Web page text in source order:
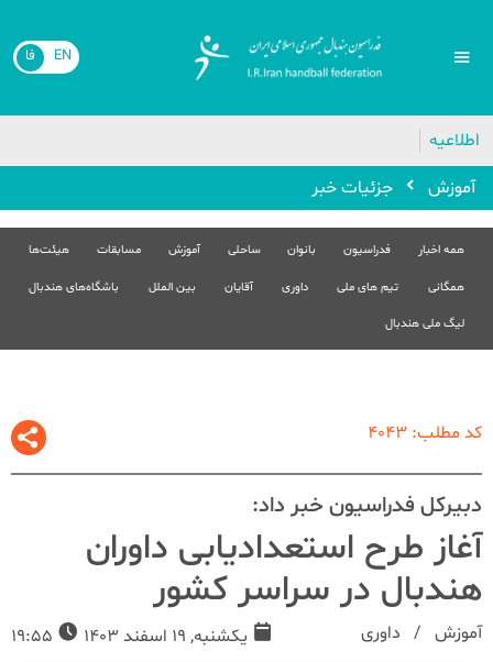
EN فا
اطلاعیه
🔴
آموزش
جزئیات خبر
همه اخبار فدراسیون بانوان ساحلی آموزش مسابقات هیئت‌ها
همگانی تیم های ملی داوری آقایان بین الملل باشگاه‌های هندبال
لیگ ملی هندبال
کد مطلب: 4043
دبیرکل فدراسیون خبر داد:
آغاز طرح استعدادیابی داوران
هندبال در سراسر کشور
آموزش داوری یکشنبه, 19 اسفند 1403